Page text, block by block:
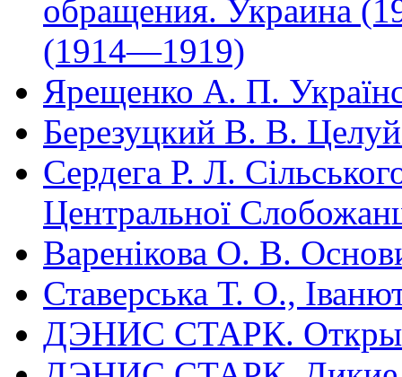
обращения. Украина
(1914—1919)
Ярещенко А. П.
Березуцкий В. В.
Сердега Р. Л.
Центральної
Варенікова О. В.
Ставерська Т. О.,
ДЭНИС СТАРК.